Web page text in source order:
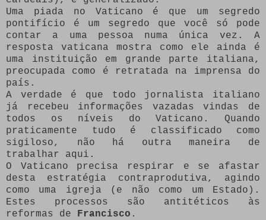
Uma piada no Vaticano é que um segredo
pontifício é um segredo que você só pode
contar a uma pessoa numa única vez. A
resposta vaticana mostra como ele ainda é
uma instituição em grande parte italiana,
preocupada como é retratada na imprensa do
país.
A verdade é que todo jornalista italiano
já recebeu informações vazadas vindas de
todos os níveis do Vaticano. Quando
praticamente tudo é classificado como
sigiloso, não há outra maneira de
trabalhar aqui.
O Vaticano precisa respirar e se afastar
desta estratégia contraprodutiva, agindo
como uma igreja (e não como um Estado).
Estes processos são antitéticos às
reformas de Francisco .